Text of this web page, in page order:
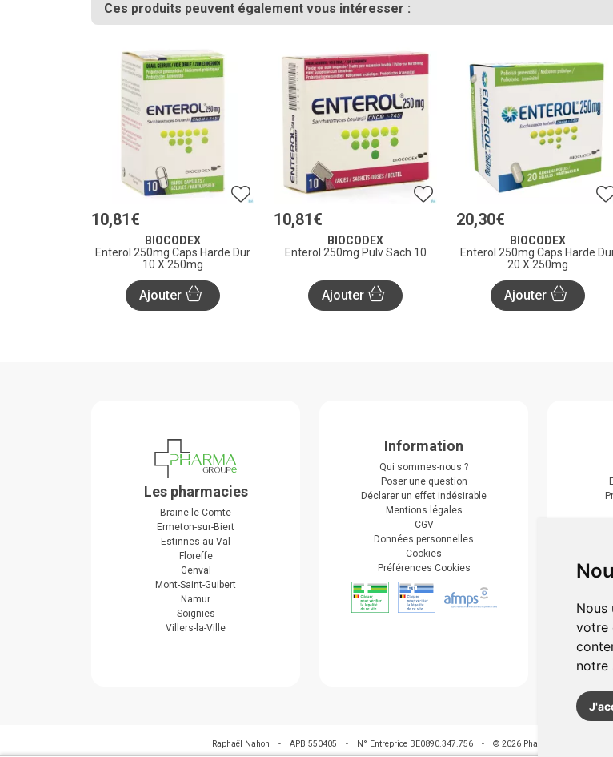
Nous
votre
notre
Ces produits peuvent également vous intéresser :
10,81€
BIOCODEX
Enterol 250mg Caps Harde Dur
10 X 250mg
Ajouter
10,81€
BIOCODEX
Enterol 250mg Pulv Sach 10
Ajouter
20,30€
BIOCODEX
Enterol 250mg Caps Harde
20 X 250mg
Ajouter
Les pharmacies
Braine-le-Comte
Ermeton-sur-Biert
Estinnes-au-Val
Floreffe
Genval
Mont-Saint-Guibert
Namur
Soignies
Villers-la-Ville
Information
Qui sommes-nous ?
Poser une question
Déclarer un effet indésirable
Mentions légales
CGV
Données personnelles
Cookies
Préférences Cookies
Raphaël Nahon - APB 550405 - N° Entreprice BE0890.347.756 - © 2026 Pharmagroupe